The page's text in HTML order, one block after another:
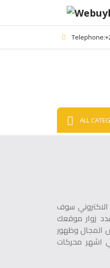
ALL
الاكتروني سوف
زوار موقعك
المجال وظهور
اشهر محركات